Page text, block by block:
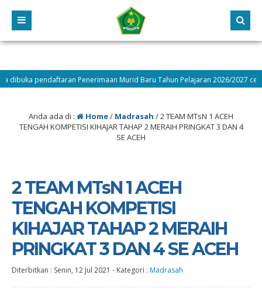
Penerimaan Murid Baru Tahun Pelajaran 2026/2027 cek langsung
Anda ada di : Home/ Madrasah /2 TEAM MTsN 1 ACEH
TENGAH KOMPETISI KIHAJAR TAHAP 2 MERAIH PRINGKAT 3 DAN 4
SE ACEH
2 TEAM MTsN 1 ACEH
TENGAH KOMPETISI
KIHAJAR TAHAP 2 MERAIH
PRINGKAT 3 DAN 4 SE ACEH
Diterbitkan : Senin, 12 Jul 2021 - Kategori : Madrasah